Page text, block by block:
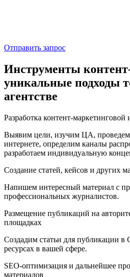
Отправить запрос
Инструменты
уникальные подходы
агентстве
Разработка контент-маркетинговой
Выявим цели, изучим ЦА, проведем
интернете, определим каналы
разработаем индивидуальную
Создание статей, кейсов и других
Напишем интересный материал с
профессиональных журналистов.
Размещение публикаций на
площадках
Создадим статьи для публикации
ресурсах в вашей сфере.
SEO-оптимизация и дальнейшее
материалов